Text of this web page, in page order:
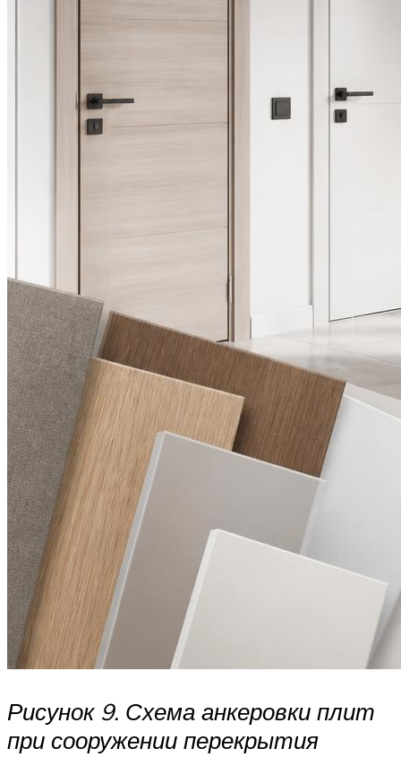
Рисунок 9. Схема анкеровки плит
при сооружении перекрытия